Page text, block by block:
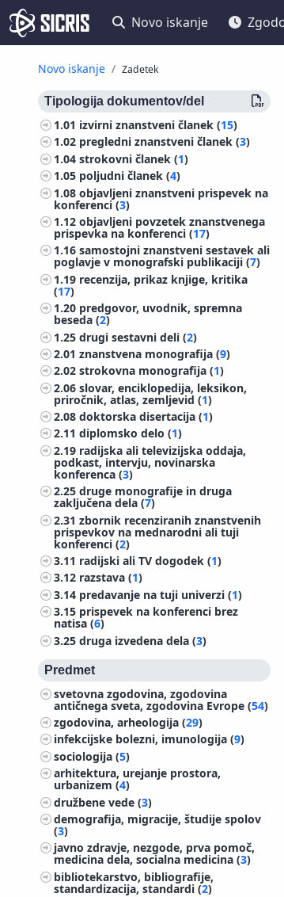
Novo iskanje
Novo iskanje Zadetek
Tipologija dokumentov/del
1.01 izvirni znanstveni članek (15)
1.02 pregledni znanstveni članek (3)
1.04strokovni članek (1)
1.05 poljudni članek (4)
1.08objavljeni znanstveni prispevek na
konferenci (3)
1.12objavljeni povzetek znanstvenega
prispevka na konferenci (17)
1.16samostojni znanstveni sestavek ali
poglavje v monografski publikaciji (7)
1.19 recenzija, prikaz knjige, kritika
(17)
1.20 predgovor, uvodnik, spremna
beseda (2)
1.25drugi sestavni deli (2)
2.01znanstvena monografija (9)
2.02strokovna monografija (1)
2.06slovar, enciklopedija, leksikon,
priročnik, atlas, zemljevid (1)
2.08doktorska disertacija (1)
2.11diplomsko delo (1)
2.19 radijska ali televizijska oddaja,
podkast, intervju, novinarska
konferenca (3)
2.25druge monografije in druga
zaključena dela (7)
2.31zbornik recenziranih znanstvenih
prispevkov na mednarodni ali tuji
konferenci (2)
3.11 radijski ali TV dogodek (1)
3.12 razstava (1)
3.14 predavanje na tuji univerzi (1)
3.15 prispevek na konferenci brez
natisa (6)
3.25druga izvedena dela (3)
Predmet
svetovna zgodovina, zgodovina
antičnega sveta, zgodovina Evrope (54)
zgodovina, arheologija (29)
infekcijske bolezni, imunologija (9)
sociologija (5)
arhitektura, urejanje prostora,
urbanizem (4)
družbene vede (3)
demografija, migracije, študije spolov
(3)
javno zdravje, nezgode, prva pomoč,
medicina dela, socialna medicina (3)
bibliotekarstvo, bibliografije,
standardizacija, standardi (2)